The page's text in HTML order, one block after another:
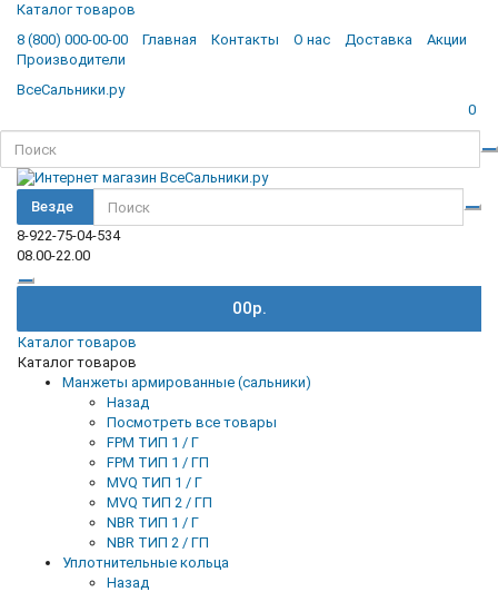
Каталог товаров
8 (800) 000-00-00
Главная Контакты О нас Доставка
Акции
Производители
ВсеСальники.ру
0
Везде
8-922-75-04-534
08.00-22.00
00р.
Каталог товаров
Каталог товаров
Манжеты армированные (сальники)
Назад
Посмотреть все товары
FPM ТИП 1 / Г
FPM ТИП 1 / ГП
MVQ ТИП 1 / Г
MVQ ТИП 2 / ГП
NBR ТИП 1 / Г
NBR ТИП 2 / ГП
Уплотнительные кольца
Назад